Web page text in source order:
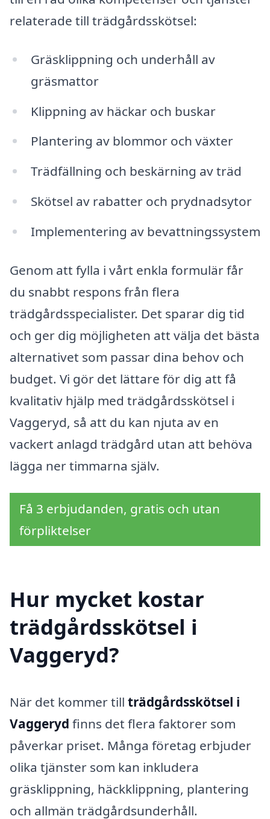
relaterade till trädgårdsskötsel:
Gräsklippning och underhåll av
gräsmattor
Klippning av häckar och buskar
Plantering av blommor och växter
Trädfällning och beskärning av träd
Skötsel av rabatter och prydnadsytor
Implementering av bevattningssystem
Genom att fylla i vårt enkla formulär får
du snabbt respons från flera
trädgårdsspecialister. Det sparar dig tid
och ger dig möjligheten att välja det bästa
alternativet som passar dina behov och
budget. Vi gör det lättare för dig att få
kvalitativ hjälp med trädgårdsskötsel i
Vaggeryd, så att du kan njuta av en
vackert anlagd trädgård utan att behöva
lägga ner timmarna själv.
Få 3 erbjudanden, gratis och utan
förpliktelser
Hur mycket kostar
trädgårdsskötsel i
Vaggeryd?
När det kommer till trädgårdsskötsel i
Vaggeryd finns det flera faktorer som
påverkar priset. Många företag erbjuder
olika tjänster som kan inkludera
gräsklippning, häckklippning, plantering
och allmän trädgårdsunderhåll.